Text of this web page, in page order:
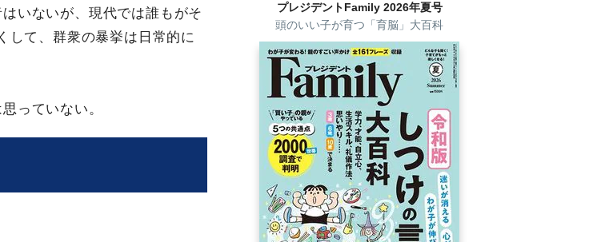
いないが、現代では誰もがそ
して、群衆の暴挙は日常的に
っていない。
プレジデントFamily 2026年夏号
頭のいい子が育つ「育脳」大百科